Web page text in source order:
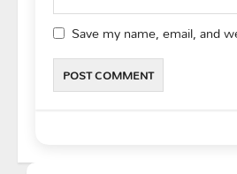
Save my name, email, and